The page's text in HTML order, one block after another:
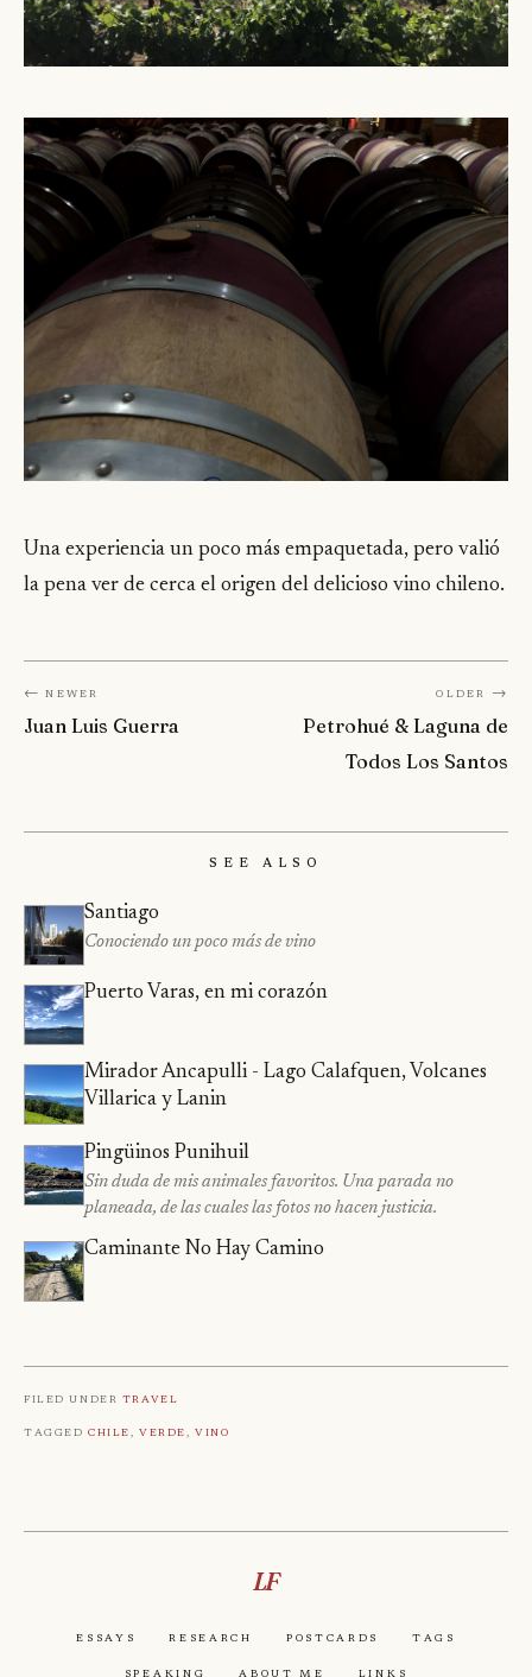
Una experiencia un poco más empaquetada, pero valió
la pena ver de cerca el origen del delicioso vino chileno.
← Newer
Juan Luis Guerra
Older →
Petrohué & Laguna de
Todos Los Santos
See Also
Santiago
Conociendo un poco más de vino
Puerto Varas, en mi corazón
Mirador Ancapulli - Lago Calafquen, Volcanes
Villarica y Lanin
Pingüinos Punihuil
Sin duda de mis animales favoritos. Una parada no
planeada, de las cuales las fotos no hacen justicia.
Caminante No Hay Camino
Filed under Travel
TaggedChile,Verde,Vino
LF
Essays Research Postcards Tags